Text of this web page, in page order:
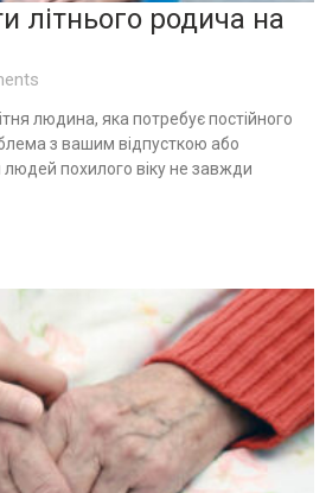
літнього родича на
людина, яка потребує постійного
з вашим відпусткою або
похилого віку не завжди